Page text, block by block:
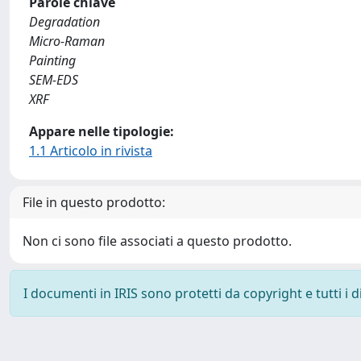
Degradation
Micro-Raman
Painting
SEM-EDS
XRF
Appare nelle tipologie:
1.1 Articolo in rivista
File in questo prodotto:
Non ci sono file associati a questo prodotto.
I documenti in IRIS sono protetti da copyright e tutti i